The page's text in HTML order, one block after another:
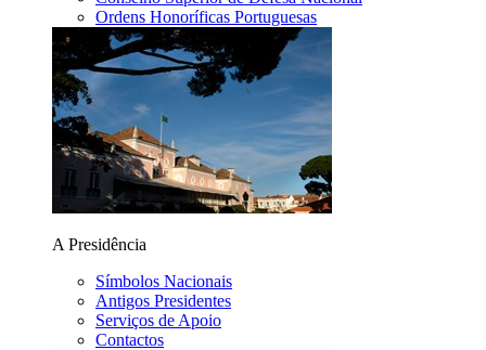
Ordens Honoríficas Portuguesas
A Presidência
Símbolos Nacionais
Antigos Presidentes
Serviços de Apoio
Contactos